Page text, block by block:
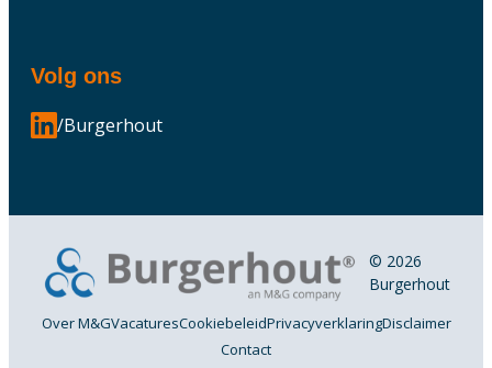
Volg ons
/Burgerhout
© 2026
Burgerhout
Over M&GVacaturesCookiebeleidPrivacyverklaringDisclaimer
Contact